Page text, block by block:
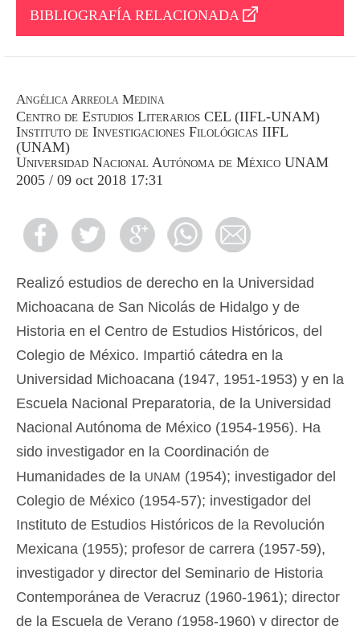
BIBLIOGRAFÍA RELACIONADA
Angélica Arreola Medina
Centro de Estudios Literarios CEL (IIFL-UNAM)
Instituto de Investigaciones Filológicas IIFL
(UNAM)
Universidad Nacional Autónoma de México UNAM
2005 / 09 oct 2018 17:31
Realizó estudios de derecho en la Universidad
Michoacana de San Nicolás de Hidalgo y de
Historia en el Centro de Estudios Históricos, del
Colegio de México. Impartió cátedra en la
Universidad Michoacana (1947, 1951-1953) y en la
Escuela Nacional Preparatoria, de la Universidad
Nacional Autónoma de México (1954-1956). Ha
sido investigador en la Coordinación de
Humanidades de la unam (1954); investigador del
Colegio de México (1954-57); investigador del
Instituto de Estudios Históricos de la Revolución
Mexicana (1955); profesor de carrera (1957-59),
investigador y director del Seminario de Historia
Contemporánea de Veracruz (1960-1961); director
de la Escuela de Verano (1958-1960) y director de